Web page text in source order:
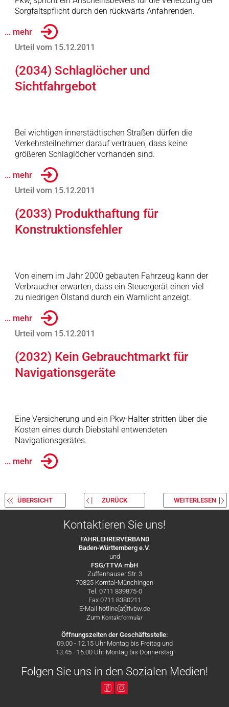
Sorgfaltspflicht durch den rückwärts Anfahrenden.
... mehr
Urteil vom 15.12.2011
(2034) Schlaglöcher und
Sichtfahrgebot
Bei wichtigen innerstädtischen Straßen dürfen die
Verkehrsteilnehmer darauf vertrauen, dass keine
größeren Schlaglöcher vorhanden sind.
... mehr
Urteil vom 15.12.2011
(2033) Produkthaftung für
Konstruktionsfehler
Von einem im Jahr 2000 gebauten Fahrzeug kann der
Verbraucher erwarten, dass ein Steuergerät einen viel
zu niedrigen Ölstand durch ein Warnlicht anzeigt.
... mehr
Urteil vom 15.12.2011
(2032) Kein Gebrauchtmarkt für
Navigationsgeräte
Eine Versicherung und ein Pkw-Halter stritten über die
Kosten eines durch Diebstahl entwendeten
Navigationsgerätes.
... mehr
ÜBERSICHT ZURÜCK WEITERLESEN
Kontaktieren Sie uns!
FAHRLEHRERVERBAND
Baden-Württemberg e.V.
und
FSG/TTVA mbH
Zuffenhauser Str. 3
70825 Korntal-Münchingen
Tel. 0711 839875-0
Fax 0711 8380211
E-Mail hotline[at]flvbw.de
Zum Kontaktformular
Öffnungszeiten der Geschäftsstelle:
09.00 - 12.15 Uhr Montag bis Freitag und
13.45 - 16.00 Uhr Montag bis Donnerstag
Folgen Sie uns in den Sozialen Medien!